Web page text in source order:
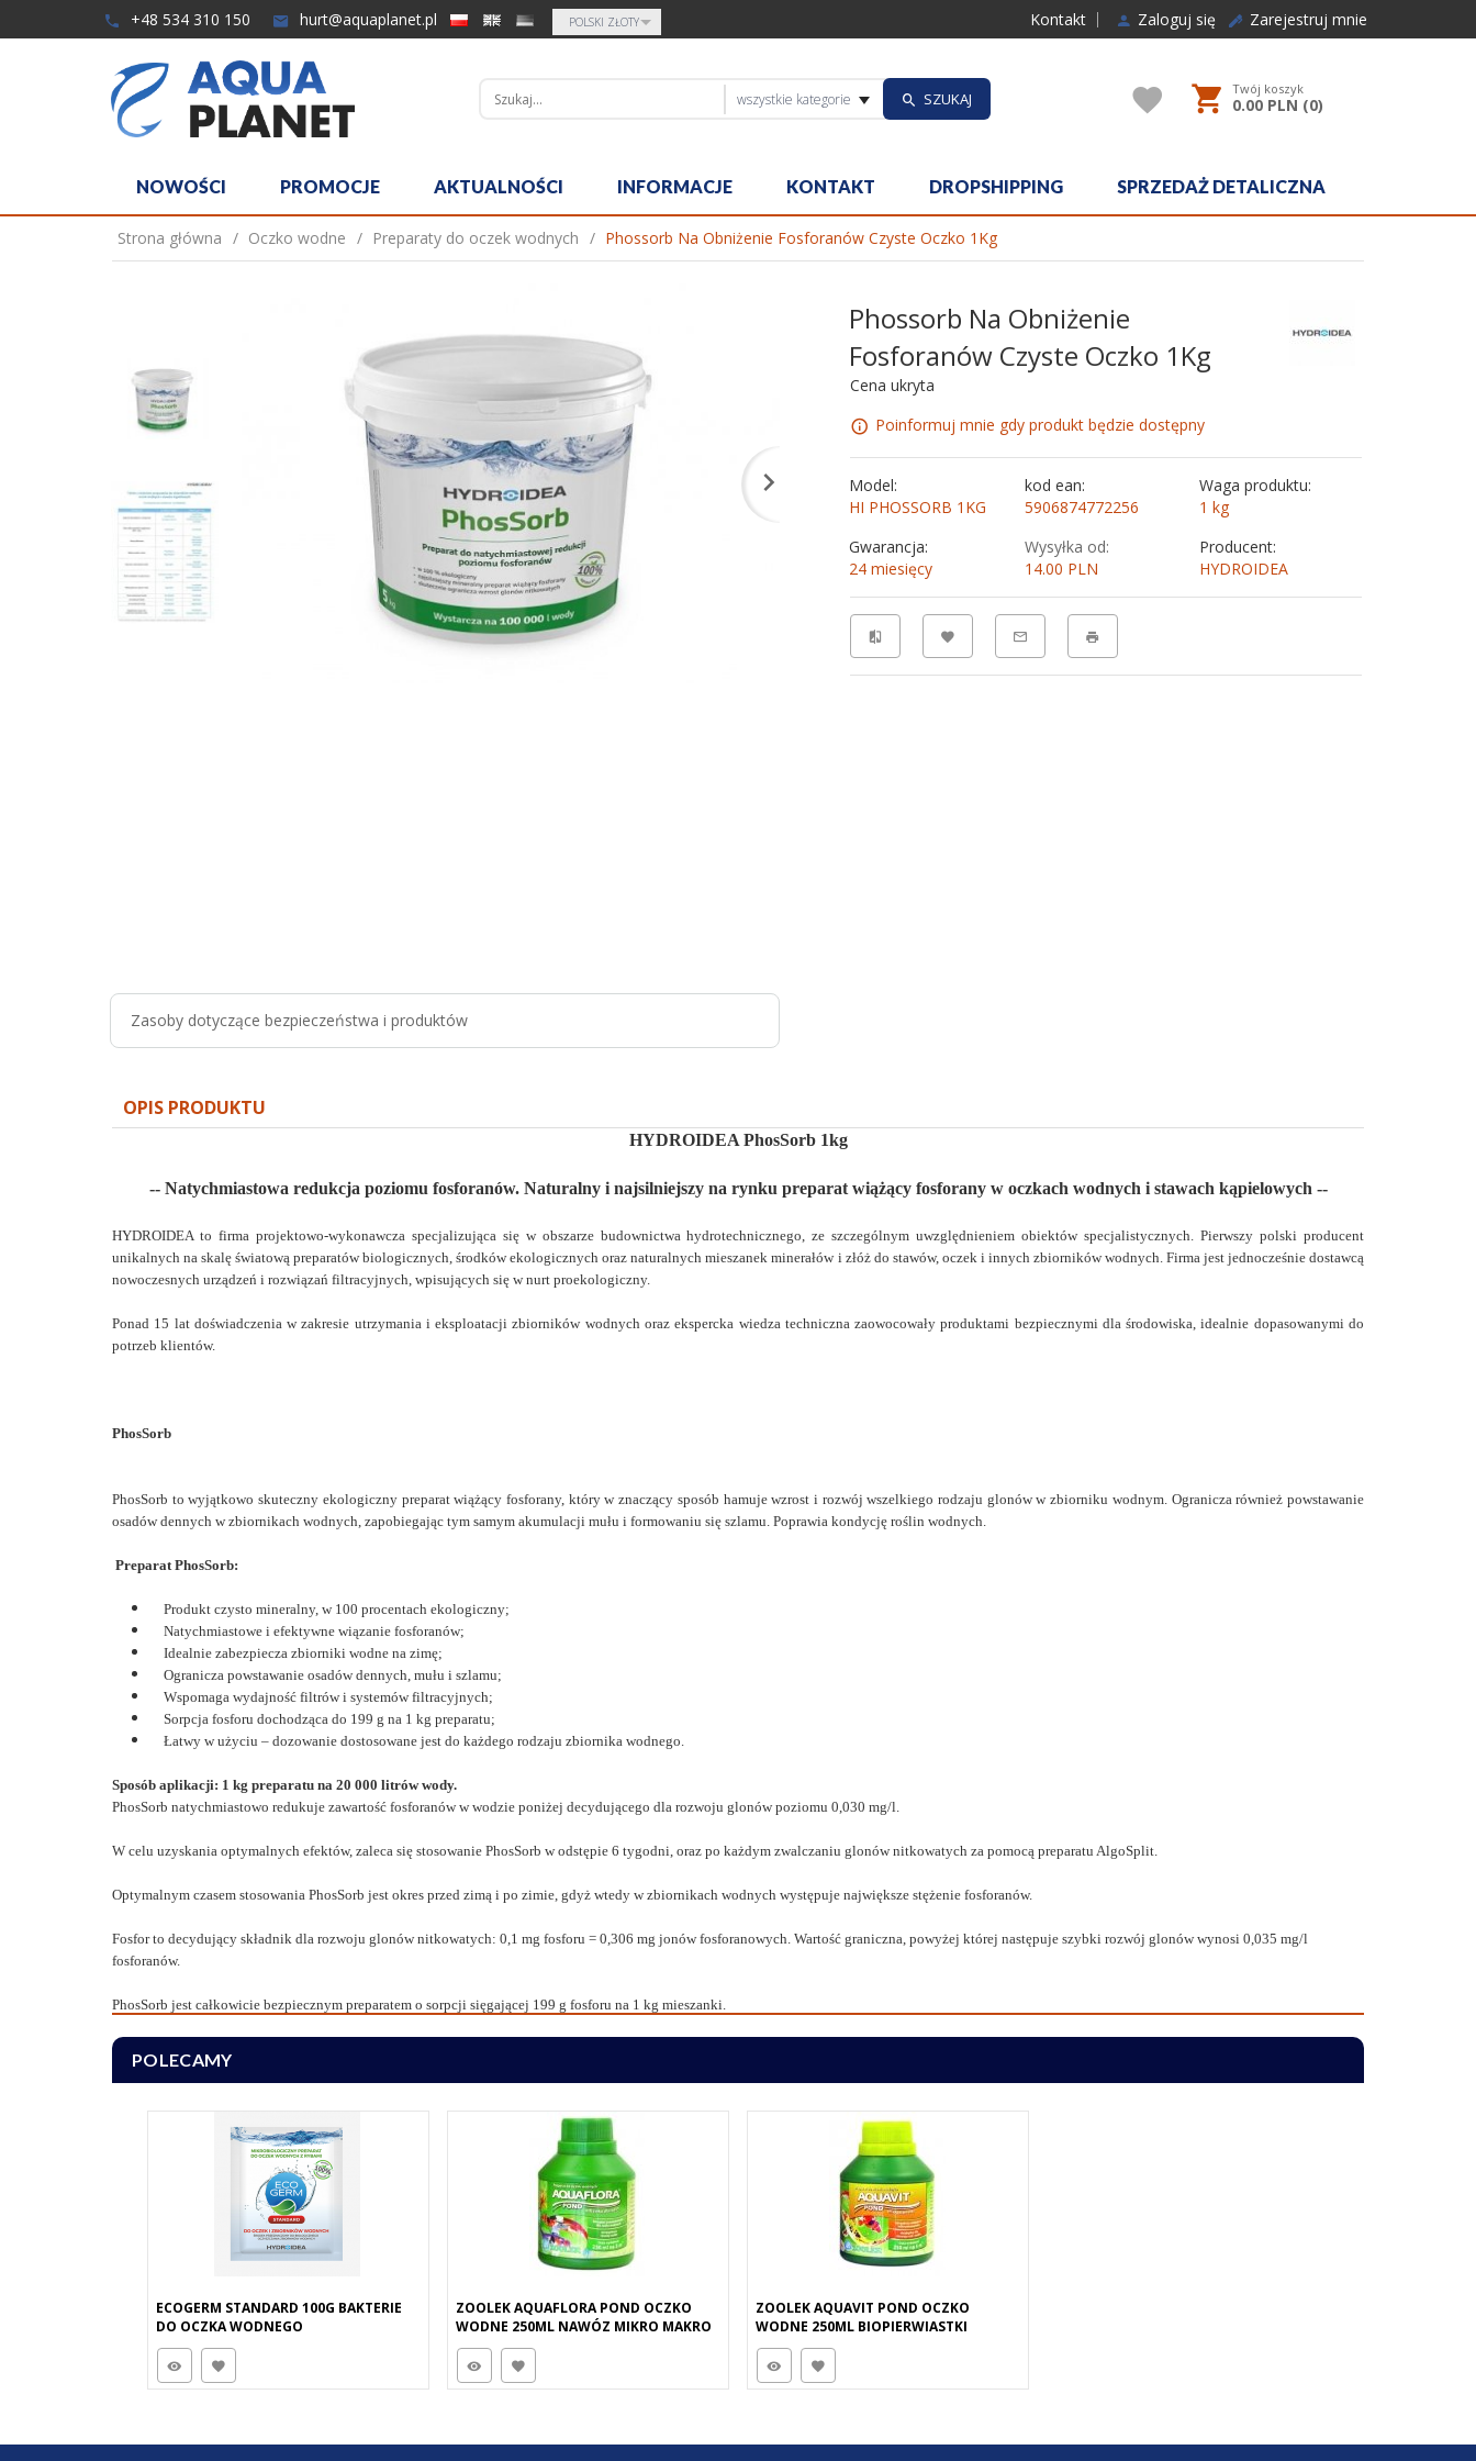
+48 534 310 150 hurt@aquaplanet.pl currency_h
POLSKI ZŁOTY Kontakt Zaloguj się Zarejestruj mnie
categories_searcher
wszystkie kategorie SZUKAJ
Twój koszyk
0.00 PLN (0)
NOWOŚCI PROMOCJE AKTUALNOŚCI INFORMACJE KONTAKT DROPSHIPPING SPRZEDAŻ DETALICZNA
Strona główna Oczko wodne Preparaty do oczek wodnych Phossorb Na Obniżenie Fosforanów Czyste Oczko 1Kg
Zasoby dotyczące bezpieczeństwa i produktów
Phossorb Na Obniżenie
Fosforanów Czyste Oczko 1Kg
Cena ukryta
Poinformuj mnie gdy produkt będzie dostępny
Model:
HI PHOSSORB 1KG
kod ean:
5906874772256
Waga produktu:
1 kg
Gwarancja:
24 miesięcy
Wysyłka od:
14.00 PLN
Producent:
HYDROIDEA
OPIS PRODUKTU
HYDROIDEA PhosSorb 1kg
-- Natychmiastowa redukcja poziomu fosforanów. Naturalny i najsilniejszy na rynku preparat wiążący fosforany w oczkach wodnych i stawach kąpielowych --
HYDROIDEA to firma projektowo-wykonawcza specjalizująca się w obszarze budownictwa hydrotechnicznego, ze szczególnym uwzględnieniem obiektów specjalistycznych. Pierwszy polski producent
unikalnych na skalę światową preparatów biologicznych, środków ekologicznych oraz naturalnych mieszanek minerałów i złóż do stawów, oczek i innych zbiorników wodnych. Firma jest jednocześnie dostawcą
nowoczesnych urządzeń i rozwiązań filtracyjnych, wpisujących się w nurt proekologiczny.
Ponad 15 lat doświadczenia w zakresie utrzymania i eksploatacji zbiorników wodnych oraz ekspercka wiedza techniczna zaowocowały produktami bezpiecznymi dla środowiska, idealnie dopasowanymi do
potrzeb klientów.
PhosSorb
PhosSorb to wyjątkowo skuteczny ekologiczny preparat wiążący fosforany, który w znaczący sposób hamuje wzrost i rozwój wszelkiego rodzaju glonów w zbiorniku wodnym. Ogranicza również powstawanie
osadów dennych w zbiornikach wodnych, zapobiegając tym samym akumulacji mułu i formowaniu się szlamu. Poprawia kondycję roślin wodnych.
Preparat PhosSorb:
Produkt czysto mineralny, w 100 procentach ekologiczny;
Natychmiastowe i efektywne wiązanie fosforanów;
Idealnie zabezpiecza zbiorniki wodne na zimę;
Ogranicza powstawanie osadów dennych, mułu i szlamu;
Wspomaga wydajność filtrów i systemów filtracyjnych;
Sorpcja fosforu dochodząca do 199 g na 1 kg preparatu;
Łatwy w użyciu – dozowanie dostosowane jest do każdego rodzaju zbiornika wodnego.
Sposób aplikacji: 1 kg preparatu na 20 000 litrów wody.
PhosSorb natychmiastowo redukuje zawartość fosforanów w wodzie poniżej decydującego dla rozwoju glonów poziomu 0,030 mg/l.
W celu uzyskania optymalnych efektów, zaleca się stosowanie PhosSorb w odstępie 6 tygodni, oraz po każdym zwalczaniu glonów nitkowatych za pomocą preparatu AlgoSplit.
Optymalnym czasem stosowania PhosSorb jest okres przed zimą i po zimie, gdyż wtedy w zbiornikach wodnych występuje największe stężenie fosforanów.
Fosfor to decydujący składnik dla rozwoju glonów nitkowatych: 0,1 mg fosforu = 0,306 mg jonów fosforanowych. Wartość graniczna, powyżej której następuje szybki rozwój glonów wynosi 0,035 mg/l
fosforanów.
PhosSorb jest całkowicie bezpiecznym preparatem o sorpcji sięgającej 199 g fosforu na 1 kg mieszanki.
POLECAMY
ECOGERM STANDARD 100G BAKTERIE
DO OCZKA WODNEGO
ZOOLEK AQUAFLORA POND OCZKO
WODNE 250ML NAWÓZ MIKRO MAKRO
ZOOLEK AQUAVIT POND OCZKO
WODNE 250ML BIOPIERWIASTKI